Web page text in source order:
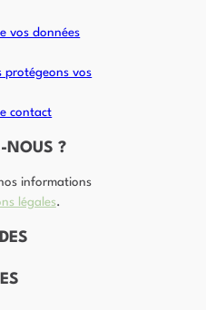
vos données
protégeons vos
contact
NOUS ?
informations
légales.